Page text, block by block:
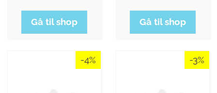
Gå til shop Gå til shop
-4% -3%